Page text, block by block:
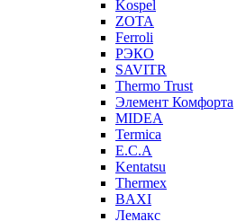
Kospel
ZOTA
Ferroli
РЭКО
SAVITR
Thermo Trust
Элемент Комфорта
MIDEA
Termica
E.C.A
Kentatsu
Thermex
BAXI
Лемакс